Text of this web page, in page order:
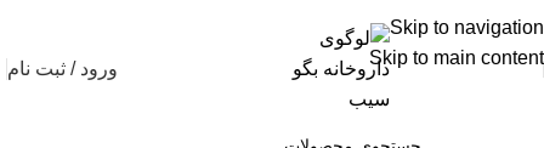
Skip to navigation
Skip to main content
ورود / ثبت نام